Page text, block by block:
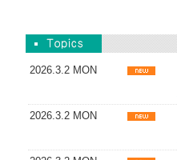
2026.3.2 MON
2026.3.2 MON